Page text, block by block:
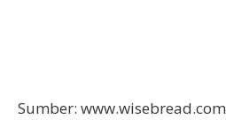
Sumber: www.wisebread.com